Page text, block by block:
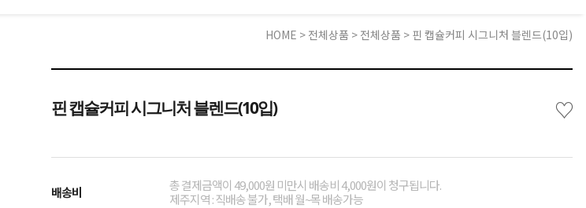
HOME > 전체상품 > 전체상품 > 핀 캡슐커피 시그니처 블렌드(10입)
핀 캡슐커피 시그니처 블렌드(10입) ♡
배송비
총 결제금액이 49,000원 미만시 배송비 4,000원이 청구됩니다.
제주지역 : 직배송 불가, 택배 월~목 배송가능